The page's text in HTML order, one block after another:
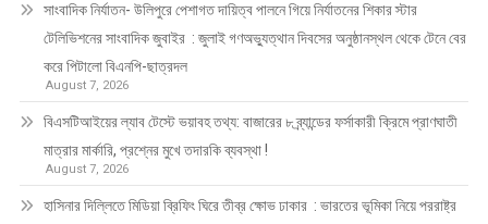
সাংবাদিক নির্যাতন- উলিপুরে পেশাগত দায়িত্ব পালনে গিয়ে নির্যাতনের শিকার স্টার
টেলিভিশনের সাংবাদিক জুবাইর : জুলাই গণঅভ্যুত্থান দিবসের অনুষ্ঠানস্থল থেকে টেনে বের
করে পিটালো বিএনপি-ছাত্রদল
August 7, 2026
বিএসটিআইয়ের ল্যাব টেস্টে ভয়াবহ তথ্য: বাজারের ৮ ব্র্যান্ডের ফর্সাকারী ক্রিমে প্রাণঘাতী
মাত্রার মার্কারি, প্রশ্নের মুখে তদারকি ব্যবস্থা !
August 7, 2026
হাসিনার দিল্লিতে মিডিয়া ব্রিফিং ঘিরে তীব্র ক্ষোভ ঢাকার : ভারতের ভূমিকা নিয়ে পররাষ্ট্র